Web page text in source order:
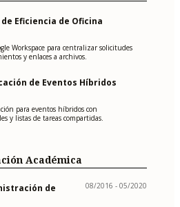
Eficiencia de Oficina
Workspace para centralizar solicitudes
y enlaces a archivos.
de Eventos Híbridos
para eventos híbridos con
y listas de tareas compartidas.
Académica
de
08/2016 - 05/2020